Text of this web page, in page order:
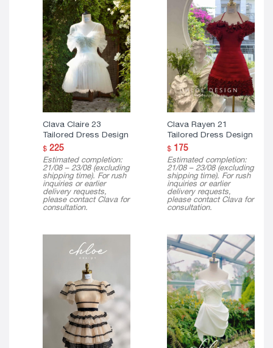
Clava Claire 23
Tailored Dress Design
$225
Estimated completion:
21/08 – 23/08 (excluding
shipping time). For rush
inquiries or earlier
delivery requests,
please contact Clava for
consultation.
Clava Rayen 21
Tailored Dress Design
$175
Estimated completion:
21/08 – 23/08 (excluding
shipping time). For rush
inquiries or earlier
delivery requests,
please contact Clava for
consultation.